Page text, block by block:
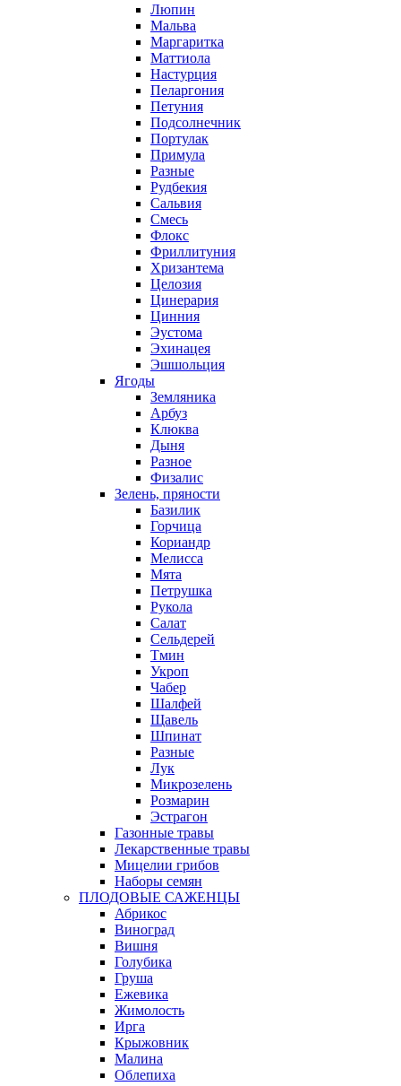
Люпин
Мальва
Маргаритка
Маттиола
Настурция
Пеларгония
Петуния
Подсолнечник
Портулак
Примула
Разные
Рудбекия
Сальвия
Смесь
Флокс
Фриллитуния
Хризантема
Целозия
Цинерария
Цинния
Эустома
Эхинацея
Эшшольция
Ягоды
Земляника
Арбуз
Клюква
Дыня
Разное
Физалис
Зелень, пряности
Базилик
Горчица
Кориандр
Мелисса
Мята
Петрушка
Рукола
Салат
Сельдерей
Тмин
Укроп
Чабер
Шалфей
Щавель
Шпинат
Разные
Лук
Микрозелень
Розмарин
Эстрагон
Газонные травы
Лекарственные травы
Мицелии грибов
Наборы семян
ПЛОДОВЫЕ САЖЕНЦЫ
Абрикос
Виноград
Вишня
Голубика
Груша
Ежевика
Жимолость
Ирга
Крыжовник
Малина
Облепиха